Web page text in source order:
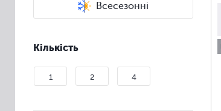
Всесезонні
Кількість
1 2 4